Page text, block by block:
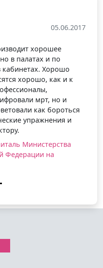
05.06.2017
хорошее
в палатах и по
кабинетах. Хорошо
хорошо, как и к
мрт, но и
как бороться
упражнения и
Министерства
Федерации на